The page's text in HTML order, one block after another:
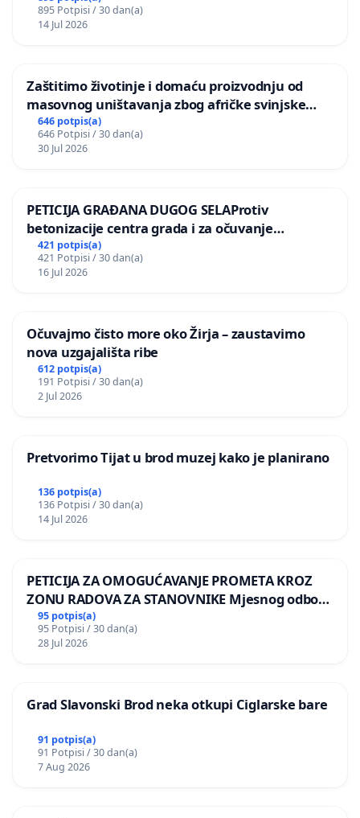
895 Potpisi / 30 dan(a)
14 Jul 2026
Zaštitimo životinje i domaću proizvodnju od
masovnog uništavanja zbog afričke svinjske
kuge
646 potpis(a)
646 Potpisi / 30 dan(a)
30 Jul 2026
PETICIJA GRAĐANA DUGOG SELAProtiv
betonizacije centra grada i za očuvanje
postojećih zelenih površina i odraslih stabala pri
donošenju izmjena urbanističkog plana
421 potpis(a)
421 Potpisi / 30 dan(a)
16 Jul 2026
Očuvajmo čisto more oko Žirja – zaustavimo
nova uzgajališta ribe
612 potpis(a)
191 Potpisi / 30 dan(a)
2 Jul 2026
Pretvorimo Tijat u brod muzej kako je planirano
136 potpis(a)
136 Potpisi / 30 dan(a)
14 Jul 2026
PETICIJA ZA OMOGUĆAVANJE PROMETA KROZ
ZONU RADOVA ZA STANOVNIKE Mjesnog odbora
Kamensko i Lemić Brdo
95 potpis(a)
95 Potpisi / 30 dan(a)
28 Jul 2026
Grad Slavonski Brod neka otkupi Ciglarske bare
91 potpis(a)
91 Potpisi / 30 dan(a)
7 Aug 2026